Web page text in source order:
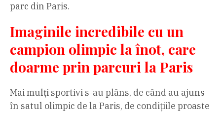
parc din Paris.
Imaginile incredibile cu un
campion olimpic la înot, care
doarme prin parcuri la Paris
Mai mulți sportivi s-au plâns, de când au ajuns
în satul olimpic de la Paris, de condițiile proaste